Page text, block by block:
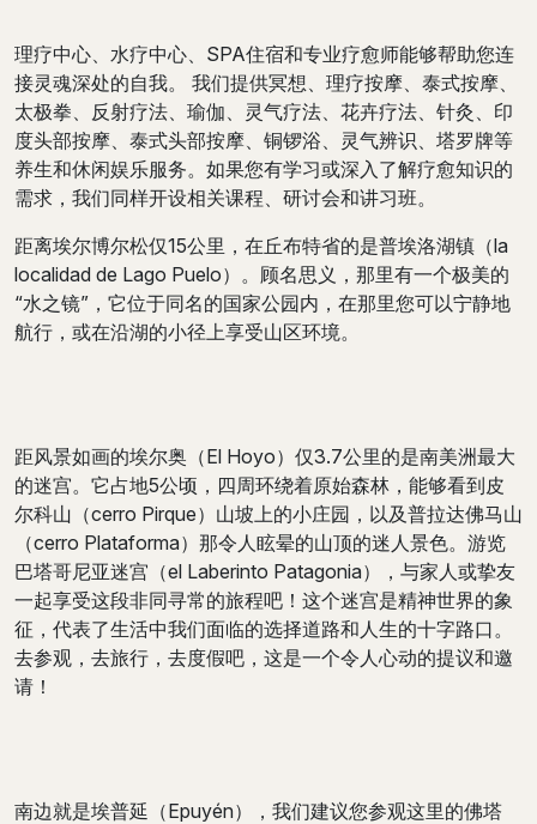
理疗中心、水疗中心、SPA住宿和专业疗愈师能够帮助您连
接灵魂深处的自我。 我们提供冥想、理疗按摩、泰式按摩、
太极拳、反射疗法、瑜伽、灵气疗法、花卉疗法、针灸、印
度头部按摩、泰式头部按摩、铜锣浴、灵气辨识、塔罗牌等
养生和休闲娱乐服务。如果您有学习或深入了解疗愈知识的
需求，我们同样开设相关课程、研讨会和讲习班。
距离埃尔博尔松仅15公里，在丘布特省的是普埃洛湖镇（la
localidad de Lago Puelo）。顾名思义，那里有一个极美的
“水之镜”，它位于同名的国家公园内，在那里您可以宁静地
航行，或在沿湖的小径上享受山区环境。
距风景如画的埃尔奥（El Hoyo）仅3.7公里的是南美洲最大
的迷宫。它占地5公顷，四周环绕着原始森林，能够看到皮
尔科山（cerro Pirque）山坡上的小庄园，以及普拉达佛马山
（cerro Plataforma）那令人眩晕的山顶的迷人景色。游览
巴塔哥尼亚迷宫（el Laberinto Patagonia），与家人或挚友
一起享受这段非同寻常的旅程吧！这个迷宫是精神世界的象
征，代表了生活中我们面临的选择道路和人生的十字路口。
去参观，去旅行，去度假吧，这是一个令人心动的提议和邀
请！
南边就是埃普延（Epuyén），我们建议您参观这里的佛塔